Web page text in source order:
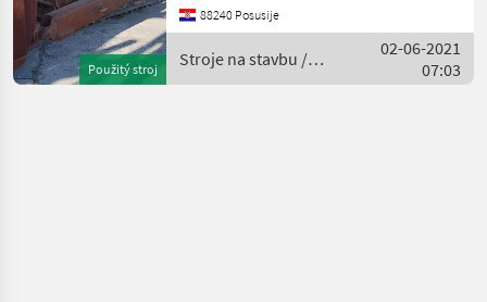
Použitý stroj
5600mm hydraulic pump
610l / min 3 speed forward
3 reverse speed forward sp
88240 Posusije
Stroje na stavbu /
CAT
02-06-2021
07:03